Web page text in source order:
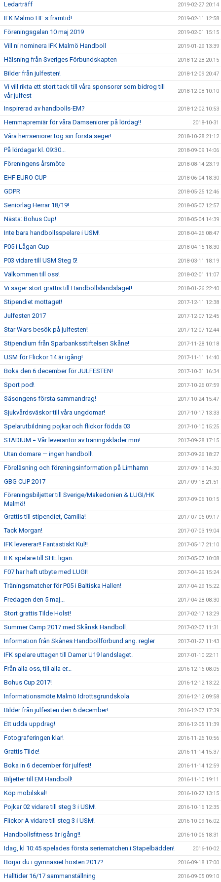
Ledarträff 2019-02-27 20:14
IFK Malmö HF:s framtid! 2019-02-11 12:58
Föreningsgalan 10 maj 2019 2019-02-01 15:15
Vill ni nominera IFK Malmö Handboll 2019-01-29 13:39
Hälsning från Sveriges Förbundskapten 2018-12-28 20:15
Bilder från julfesten! 2018-12-09 20:47
Vi vill rikta ett stort tack till våra sponsorer som bidrog till
vår julfest
2018-12-08 10:10
Inspirerad av handbolls-EM? 2018-12-02 10:53
Hemmapremiär för våra Damseniorer på lördag!! 2018-10-31
Våra herrseniorer tog sin första seger! 2018-10-28 21:12
På lördagar kl. 09:30... 2018-09-09 14:06
Föreningens årsmöte 2018-08-14 23:19
EHF EURO CUP 2018-06-04 18:30
GDPR 2018-05-25 12:46
Seniorlag Herrar 18/19! 2018-05-07 12:57
Nästa: Bohus Cup! 2018-05-04 14:39
Inte bara handbollsspelare i USM! 2018-04-26 08:47
P05 i Lågan Cup 2018-04-15 18:30
P03 vidare till USM Steg 5! 2018-03-11 18:19
Välkommen till oss! 2018-02-01 11:07
Vi säger stort grattis till Handbollslandslaget! 2018-01-26 22:40
Stipendiet mottaget! 2017-12-11 12:38
Julfesten 2017 2017-12-07 12:45
Star Wars besök på julfesten! 2017-12-07 12:44
Stipendium från Sparbanksstiftelsen Skåne! 2017-11-28 10:18
USM för Flickor 14 är igång! 2017-11-11 14:40
Boka den 6 december för JULFESTEN! 2017-10-31 16:34
Sport pod! 2017-10-26 07:59
Säsongens första sammandrag! 2017-10-24 15:47
Sjukvårdsväskor till våra ungdomar! 2017-10-17 13:33
Spelarutbildning pojkar och flickor födda 03 2017-10-10 15:25
STADIUM = Vår leverantör av träningskläder mm! 2017-09-28 17:15
Utan domare — ingen handboll! 2017-09-26 18:27
Föreläsning och föreningsinformation på Limhamn 2017-09-19 14:30
GBG CUP 2017 2017-09-18 21:51
Föreningsbiljetter till Sverige/Makedonien & LUGI/HK
Malmö!
2017-09-06 10:15
Grattis till stipendiet, Camilla! 2017-07-06 09:17
Tack Morgan! 2017-07-03 19:04
IFK levererar!! Fantastiskt Kul!! 2017-05-17 21:10
IFK spelare till SHE ligan. 2017-05-07 10:08
F07 har haft utbyte med LUGI! 2017-04-29 15:24
Träningsmatcher för P05 i Baltiska Hallen! 2017-04-29 15:22
Fredagen den 5 maj... 2017-04-28 08:30
Stort grattis Tilde Holst! 2017-02-17 13:29
Summer Camp 2017 med Skånsk Handboll. 2017-02-07 11:31
Information från Skånes Handbollförbund ang. regler 2017-01-27 11:43
IFK spelare uttagen till Damer U19 landslaget. 2017-01-10 22:11
Från alla oss, till alla er... 2016-12-16 08:05
Bohus Cup 2017! 2016-12-12 13:22
Informationsmöte Malmö Idrottsgrundskola 2016-12-12 09:58
Bilder från julfesten den 6 december! 2016-12-07 17:39
Ett udda uppdrag! 2016-12-05 11:39
Fotograferingen klar! 2016-11-26 10:56
Grattis Tilde! 2016-11-14 15:37
Boka in 6 december för julfest! 2016-11-14 12:59
Biljetter till EM Handboll! 2016-11-10 19:11
Köp mobilskal! 2016-10-27 13:15
Pojkar 02 vidare till steg 3 i USM! 2016-10-16 12:35
Flickor A vidare till steg 3 i USM! 2016-10-09 16:02
Handbollsfitness är igång!! 2016-10-06 18:31
Idag, kl 10:45 spelades första seriematchen i Stapelbädden! 2016-10-02
Börjar du i gymnasiet hösten 2017? 2016-09-18 17:00
Halltider 16/17 sammanställning 2016-09-05 09:10